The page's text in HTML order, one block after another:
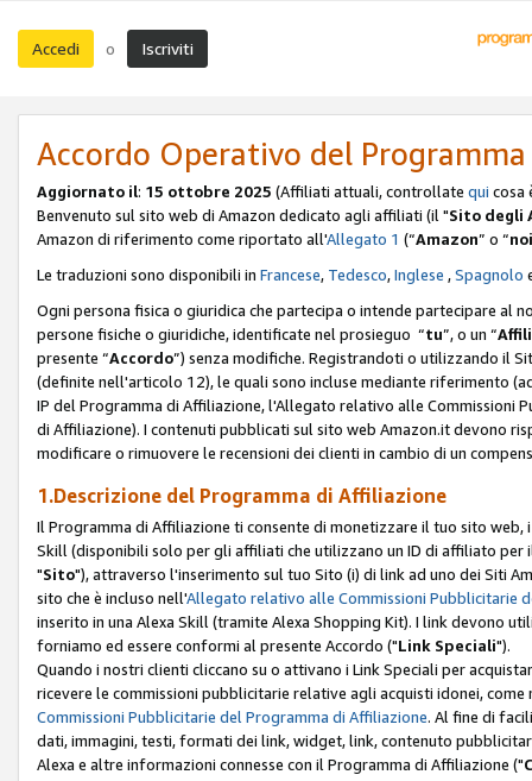
Accedi o Iscriviti
Accordo Operativo del
Aggiornato il: 15 ottobre 2025 (Affiliati attuali, controllate qui cosa
Benvenuto sul sito web di Amazon dedicato agli affiliati (il "Sito degli
Amazon di riferimento come riportato all'Allegato 1 (“Amazon” o “noi
Le traduzioni sono disponibili in Francese, Tedesco,Inglese ,Spagnolo
Ogni persona fisica o giuridica che partecipa o intende partecipare al
persone fisiche o giuridiche, identificate nel prosieguo “tu”, o un “
presente “Accordo”) senza modifiche. Registrandoti o utilizzando il
(definite nell'articolo 12), le quali sono incluse mediante riferimento
IP del Programma di Affiliazione, l'Allegato relativo alle Commissioni
di Affiliazione). I contenuti pubblicati sul sito web Amazon.it devono
modificare o rimuovere le recensioni dei clienti in cambio di un
1.Descrizione del Programma di Affiliazione
Il Programma di Affiliazione ti consente di monetizzare il tuo sito
Skill (disponibili solo per gli affiliati che utilizzano un ID di affiliato per
"Sito"), attraverso l'inserimento sul tuo Sito (i) di link ad uno dei Siti
sito che è incluso nell'Allegato relativo alle Commissioni Pubblicitarie
inserito in una Alexa Skill (tramite Alexa Shopping Kit). I link devono
forniamo ed essere conformi al presente Accordo ("Link Speciali").
Quando i nostri clienti cliccano su o attivano i Link Speciali per
ricevere le commissioni pubblicitarie relative agli acquisti idonei,
Commissioni Pubblicitarie del Programma di Affiliazione. Al fine di
dati, immagini, testi, formati dei link, widget, link, contenuto
Alexa e altre informazioni connesse con il Programma di Affiliazione ("